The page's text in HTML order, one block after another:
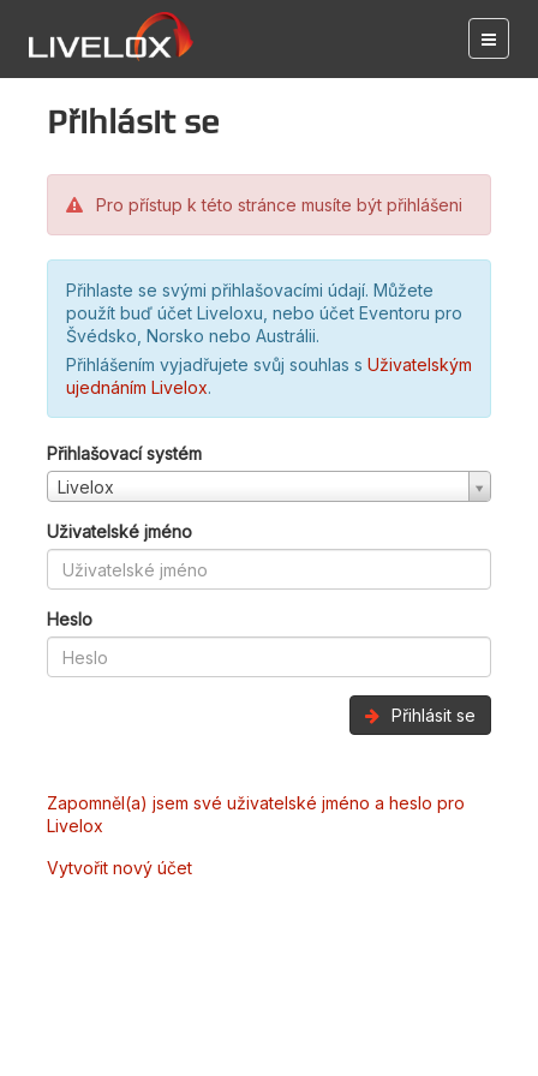
Přihlásit se
Pro přístup k této stránce musíte být přihlášeni
Přihlaste se svými přihlašovacími údají. Můžete
použít buď účet Liveloxu, nebo účet Eventoru pro
Švédsko, Norsko nebo Austrálii.
Přihlášením vyjadřujete svůj souhlas s Uživatelským
ujednáním Livelox.
Přihlašovací systém
Livelox
Uživatelské jméno
Heslo
Přihlásit se
Zapomněl(a) jsem své uživatelské jméno a heslo pro
Livelox
Vytvořit nový účet